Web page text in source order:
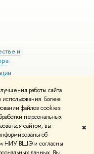
работы сайта
Более
файлов cookies
персональных
сайтом, вы
об
НИУ ВШЭ и согласны
✖
и
Условия использования